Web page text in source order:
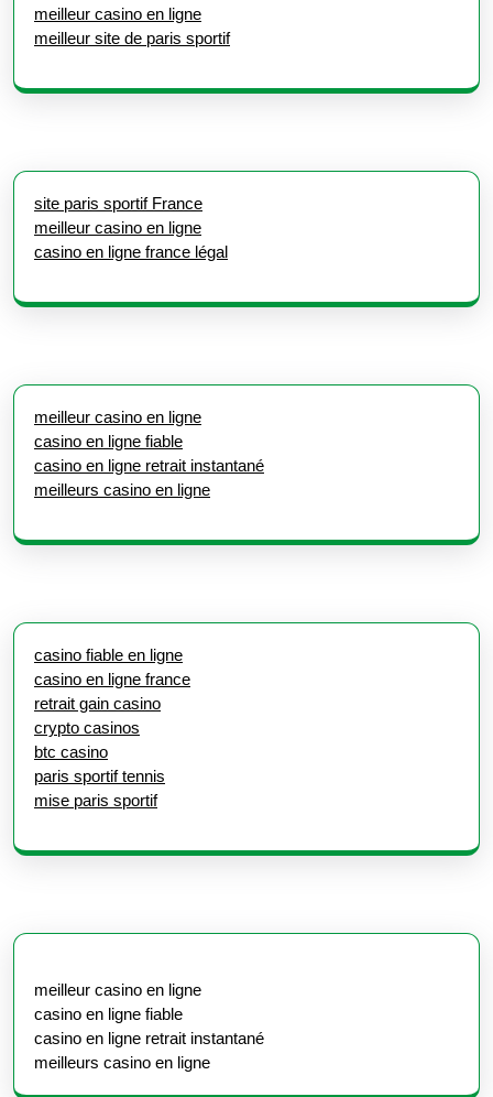
meilleur casino en ligne
meilleur site de paris sportif
site paris sportif France
meilleur casino en ligne
casino en ligne france légal
meilleur casino en ligne
casino en ligne fiable
casino en ligne retrait instantané
meilleurs casino en ligne
casino fiable en ligne
casino en ligne france
retrait gain casino
crypto casinos
btc casino
paris sportif tennis
mise paris sportif
meilleur casino en ligne
casino en ligne fiable
casino en ligne retrait instantané
meilleurs casino en ligne